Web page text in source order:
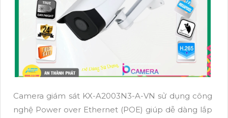
Camera giám sát KX-A2003N3-A-VN sử dụng công
nghệ Power over Ethernet (POE) giúp dễ dàng lắp